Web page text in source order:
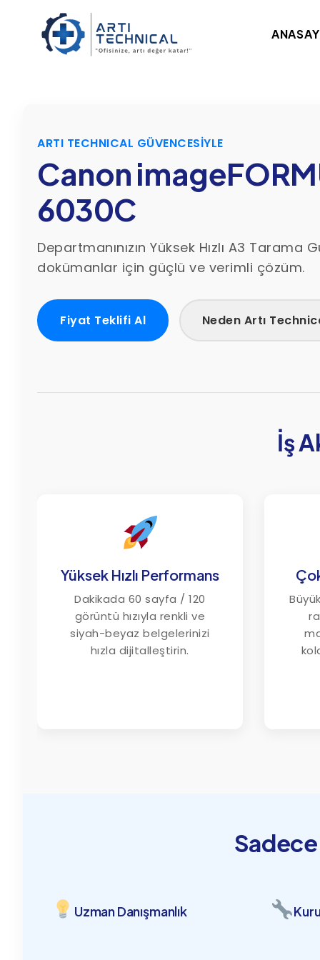
ARTI TECHNICAL GÜVENCESİYLE
Canon
6030C
Departmanınızın Yüksek Hızlı A3 Tarama
dokümanlar için güçlü ve verimli çözüm.
Fiyat Teklifi Al Neden Artı
İş
Yüksek Hızlı Performans
Dakikada 60 sayfa / 120
görüntü hızıyla renkli ve
siyah-beyaz belgelerinizi
hızla dijitalleştirin.
Sadece
Uzman Danışmanlık